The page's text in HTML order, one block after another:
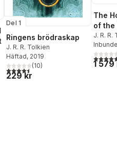
röster:
Del 1
Ringens brödraskap
J. R. R. Tolkien
Häftad, 2019
4,5utav 5 stjärnor. Totalt antal röster:
(10)
229 kr
The
of the
J. R. R.
5,0utav
1 579